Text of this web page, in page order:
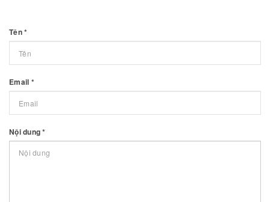
Tên*
Email *
Nội dung*